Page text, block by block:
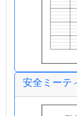
安全ミーテ